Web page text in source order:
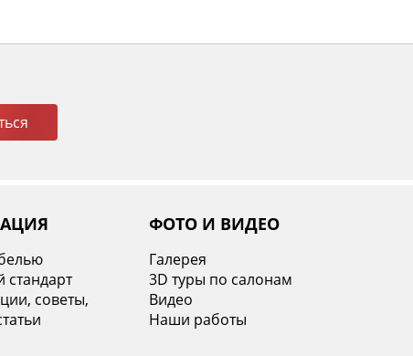
стандарт
советы,
ФОТО И ВИДЕО
Галерея
3D туры по салонам
Видео
Наши работы